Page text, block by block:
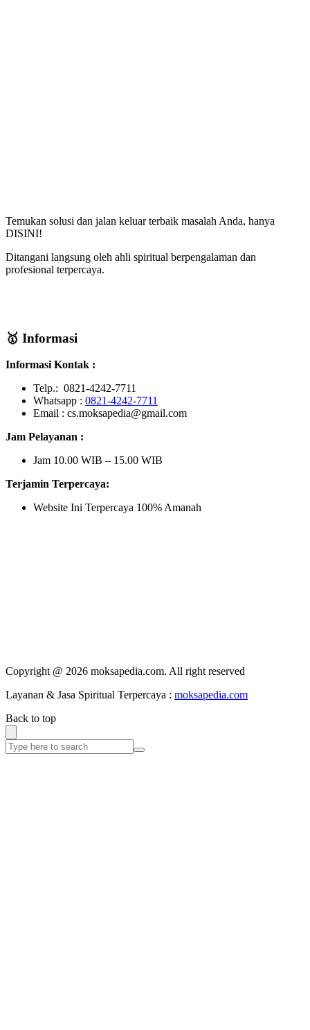
Temukan solusi dan jalan keluar terbaik masalah Anda, hanya
DISINI!
Ditangani langsung oleh ahli spiritual berpengalaman dan
profesional terpercaya.
🥇 Informasi
Informasi Kontak :
Telp.: 0821-4242-7711
Whatsapp : 0821-4242-7711
Email : cs.moksapedia@gmail.com
Jam Pelayanan :
Jam 10.00 WIB – 15.00 WIB
Terjamin Terpercaya:
Website Ini Terpercaya 100% Amanah
Copyright @ 2026 moksapedia.com. All right reserved
Layanan & Jasa Spiritual Terpercaya : moksapedia.com
Back to top